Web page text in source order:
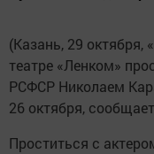
(Казань, 29
театре «Ленком»
РСФСР Николаем
26 октября,
Проститься с